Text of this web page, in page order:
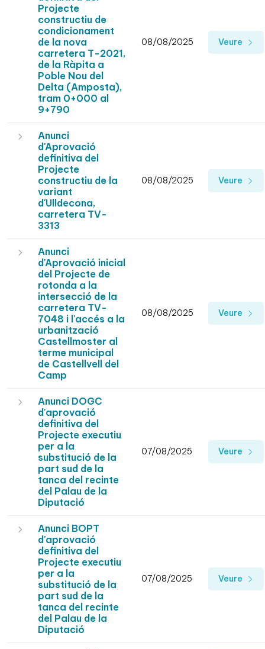
Projecte
constructiu de
condicionament
de la nova
carretera T-2021,
de la Ràpita a
Poble Nou del
Delta (Amposta),
tram 0+000 al
9+790
08/08/2025 Veure
Anunci
d'Aprovació
definitiva del
Projecte
constructiu de la
variant
d'Ulldecona,
carretera TV-
3313
08/08/2025 Veure
Anunci
d'Aprovació inicial
del Projecte de
rotonda a la
intersecció de la
carretera TV-
7048 i l'accés a la
urbanització
Castellmoster al
terme municipal
de Castellvell del
Camp
08/08/2025 Veure
Anunci DOGC
d'aprovació
definitiva del
Projecte executiu
per a la
substitució de la
part sud de la
tanca del recinte
del Palau de la
Diputació
07/08/2025 Veure
Anunci BOPT
d'aprovació
definitiva del
Projecte executiu
per a la
substitució de la
part sud de la
tanca del recinte
del Palau de la
Diputació
07/08/2025 Veure